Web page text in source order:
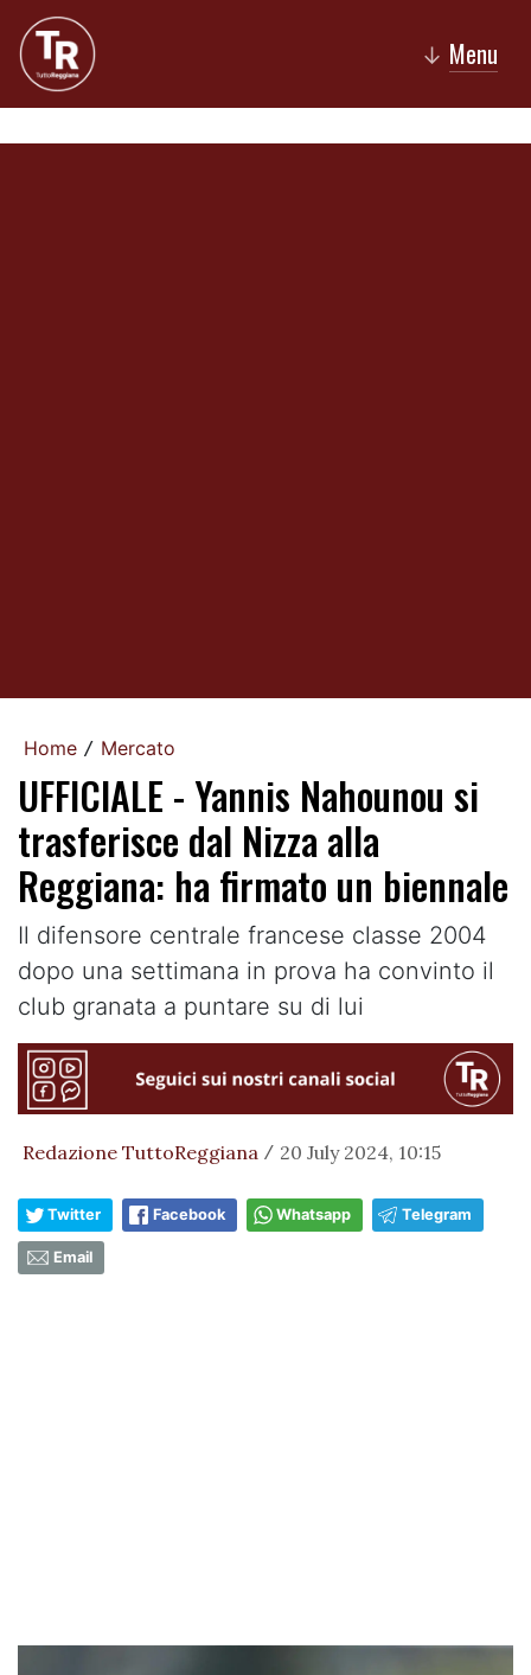
↓ Menu
Home / Mercato
UFFICIALE - Yannis Nahounou si
trasferisce dal Nizza alla
Reggiana: ha firmato un biennale
Il difensore centrale francese classe 2004
dopo una settimana in prova ha convinto il
club granata a puntare su di lui
Redazione TuttoReggiana / 20 July 2024, 10:15
Twitter Facebook Whatsapp Telegram
Email